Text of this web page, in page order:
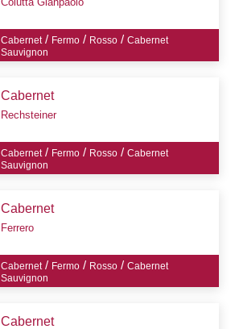
Cabernet/ Fermo / Rosso /Cabernet
Sauvignon
Cabernet
Rechsteiner
Cabernet/ Fermo / Rosso /Cabernet
Sauvignon
Cabernet
Ferrero
Cabernet/ Fermo / Rosso /Cabernet
Sauvignon
Cabernet